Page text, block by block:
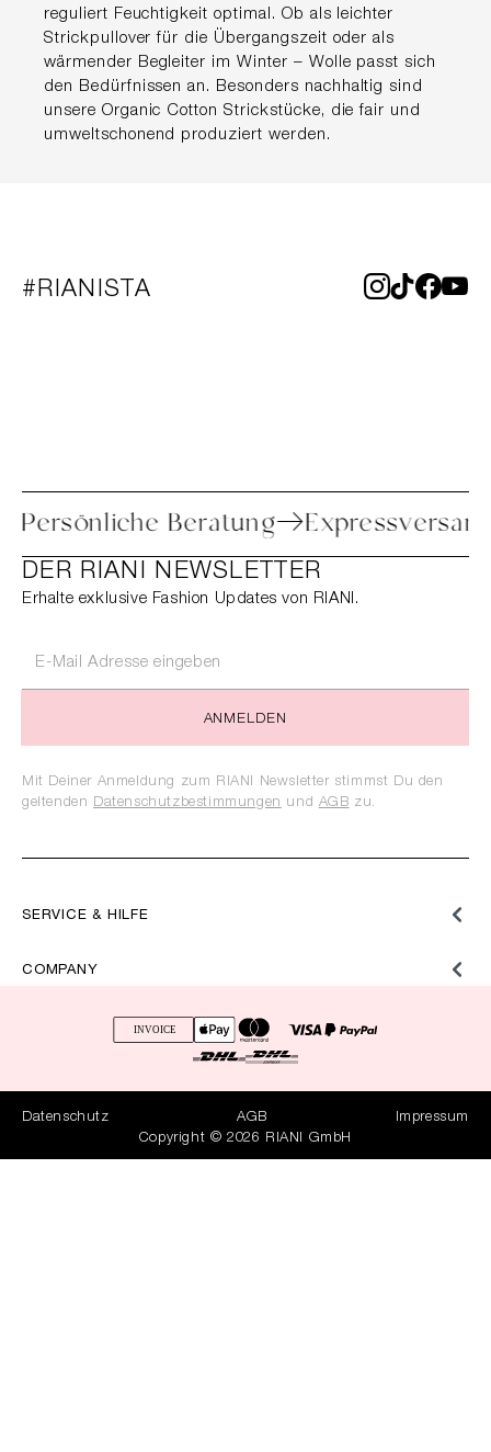
reguliert Feuchtigkeit optimal. Ob als leichter
Strickpullover für die Übergangszeit oder als
wärmender Begleiter im Winter – Wolle passt sich
den Bedürfnissen an. Besonders nachhaltig sind
unsere Organic Cotton Strickstücke, die fair und
umweltschonend produziert werden.
#RIANISTA
Persönliche Beratung
SERVICE & HILFE
COMPANY
DER RIANI NEWSLETTER
Erhalte exklusive Fashion Updates von RIANI.
ANMELDEN
Mit Deiner Anmeldung zum RIANI Newsletter stimmst Du den
geltenden Datenschutzbestimmungen und AGB zu.
Datenschutz AGB
Impressum
Copyright © 2026 RIANI GmbH